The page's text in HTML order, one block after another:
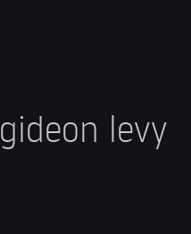
gideon levy